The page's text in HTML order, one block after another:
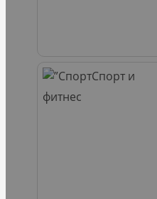
Спорт и
фитнес